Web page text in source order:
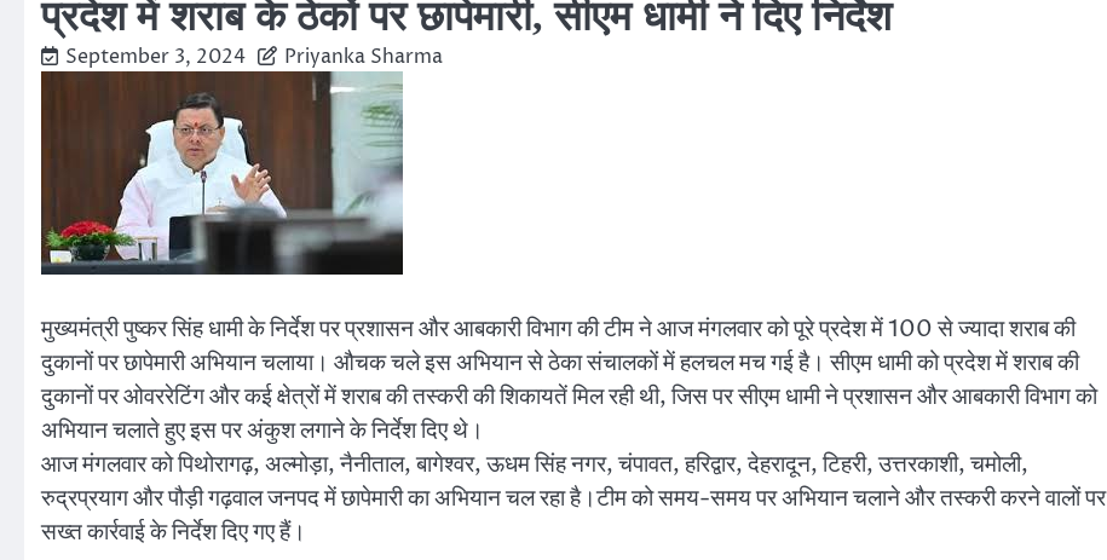
प्रदेश में शराब के ठेकों पर छापेमारी, सीएम धामी ने दिए निर्देश
September 3, 2024 Priyanka Sharma
मुख्यमंत्री पुष्कर सिंह धामी के निर्देश पर प्रशासन और आबकारी विभाग की टीम ने आज मंगलवार को पूरे प्रदेश में 100 से ज्यादा शराब की
दुकानों पर छापेमारी अभियान चलाया। औचक चले इस अभियान से ठेका संचालकों में हलचल मच गई है। सीएम धामी को प्रदेश में शराब की
दुकानों पर ओवररेटिंग और कई क्षेत्रों में शराब की तस्करी की शिकायतें मिल रही थी, जिस पर सीएम धामी ने प्रशासन और आबकारी विभाग को
अभियान चलाते हुए इस पर अंकुश लगाने के निर्देश दिए थे।
आज मंगलवार को पिथोरागढ़, अल्मोड़ा, नैनीताल, बागेश्वर, ऊधम सिंह नगर, चंपावत, हरिद्वार, देहरादून, टिहरी, उत्तरकाशी, चमोली,
रुद्रप्रयाग और पौड़ी गढ़वाल जनपद में छापेमारी का अभियान चल रहा है।टीम को समय-समय पर अभियान चलाने और तस्करी करने वालों पर
सख्त कार्रवाई के निर्देश दिए गए हैं।